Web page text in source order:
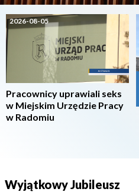
2026-08-05
Pracownicy uprawiali seks
w Miejskim Urzędzie Pracy
w Radomiu
Wyjątkowy Jubileusz